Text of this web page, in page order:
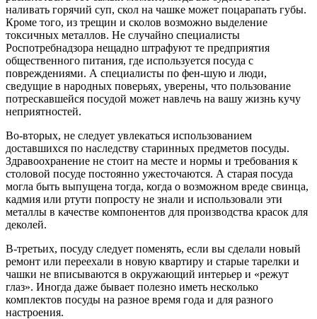
наливать горячий суп, скол на чашке может поцарапать губы.
Кроме того, из трещин и сколов возможно выделение
токсичных металлов. Не случайно специалисты
Роспотребнадзора нещадно штрафуют те предприятия
общественного питания, где используется посуда с
повреждениями. А специалисты по фен-шую и люди,
сведущие в народных поверьях, уверены, что пользование
потрескавшейся посудой может навлечь на вашу жизнь кучу
неприятностей.
Во-вторых, не следует увлекаться использованием
доставшихся по наследству старинных предметов посуды.
Здравоохранение не стоит на месте и нормы и требования к
столовой посуде постоянно ужесточаются. А старая посуда
могла быть выпущена тогда, когда о возможном вреде свинца,
кадмия или ртути попросту не знали и использовали эти
металлы в качестве компонентов для производства красок для
деколей.
В-третьих, посуду следует поменять, если вы сделали новый
ремонт или переехали в новую квартиру и старые тарелки и
чашки не вписываются в окружающий интерьер и «режут
глаз». Иногда даже бывает полезно иметь несколько
комплектов посуды на разное время года и для разного
настроения.